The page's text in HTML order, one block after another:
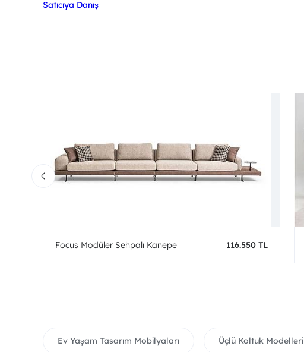
Satıcıya Danış
Focus Modüler Sehpalı Kanepe 116.550 TL
Ev Yaşam Tasarım Mobilyaları Üçlü Koltuk Modelleri